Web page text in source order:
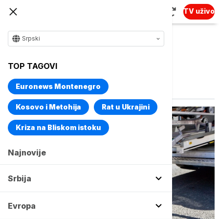
TV uživo
Srpski
TOP TAGOVI
Euronews Montenegro
Kosovo i Metohija Rat u Ukrajini
Kriza na Bliskom istoku
Najnovije
Srbija
Evropa
Vise o temi
Budva